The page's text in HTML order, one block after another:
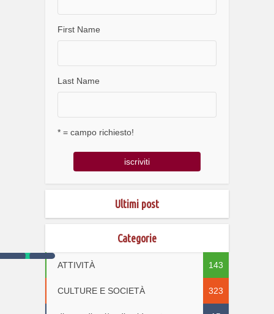
First Name
Last Name
* = campo richiesto!
Ultimi post
Categorie
ATTIVITÀ 143
CULTURE E SOCIETÀ 323